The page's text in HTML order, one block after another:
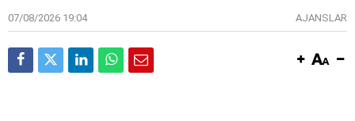
07/08/2026 19:04 AJANSLAR